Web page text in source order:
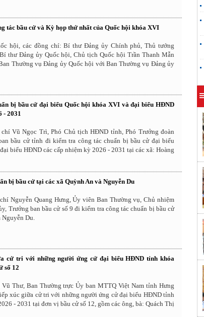
tác bầu cử và Kỳ họp thứ nhất của Quốc hội khóa XVI
hội, các đồng chí: Bí thư Đảng ủy Chính phủ, Thủ tướng
thư Đảng ủy Quốc hội, Chủ tịch Quốc hội Trần Thanh Mẫn
Thường vụ Đảng ủy Quốc hội với Ban Thường vụ Đảng ủy
bị bầu cử đại biểu Quốc hội khóa XVI và đại biểu HĐND
- 2031
Vũ Ngọc Trì, Phó Chủ tịch HĐND tỉnh, Phó Trưởng đoàn
bầu cử tỉnh đi kiểm tra công tác chuẩn bị bầu cử đại biểu
biểu HĐND các cấp nhiệm kỳ 2026 - 2031 tại các xã: Hoàng
bị bầu cử tại các xã Quỳnh An và Nguyễn Du
Nguyễn Quang Hưng, Ủy viên Ban Thường vụ, Chủ nhiệm
Trưởng ban bầu cử số 9 đi kiểm tra công tác chuẩn bị bầu cử
Du.
cử tri với những người ứng cử đại biểu HĐND tỉnh khóa
số 12
Thư, Ban Thường trực Ủy ban MTTQ Việt Nam tỉnh Hưng
xúc giữa cử tri với những người ứng cử đại biểu HĐND tỉnh
- 2031 tại đơn vị bầu cử số 12, gồm các ông, bà: Quách Thị